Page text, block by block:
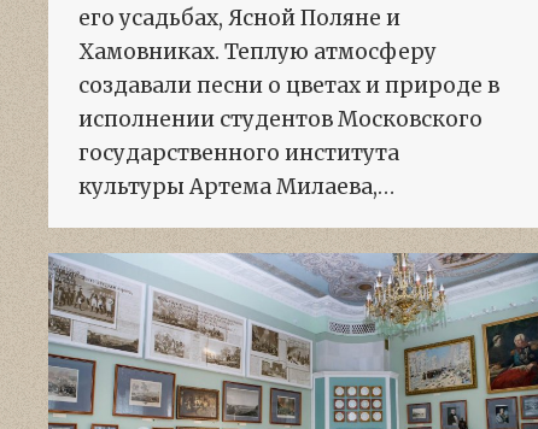
его усадьбах, Ясной Поляне и
Хамовниках. Теплую атмосферу
создавали песни о цветах и природе в
исполнении студентов Московского
государственного института
культуры Артема Милаева,…